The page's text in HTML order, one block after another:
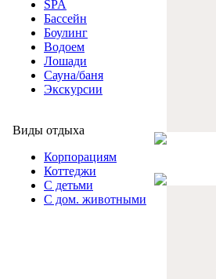
SPA
Бассейн
Боулинг
Водоем
Лошади
Сауна/баня
Экскурсии
Виды отдыха
Корпорациям
Коттеджи
С детьми
С дом. животными